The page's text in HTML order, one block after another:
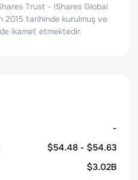
Trust - iShares Global
2015 tarihinde kurulmuş ve
ikamet etmektedir.
-
$54.48 - $54.63
$3.02B